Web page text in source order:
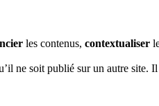
les contenus, contextualiser
ne soit publié sur un autre site.